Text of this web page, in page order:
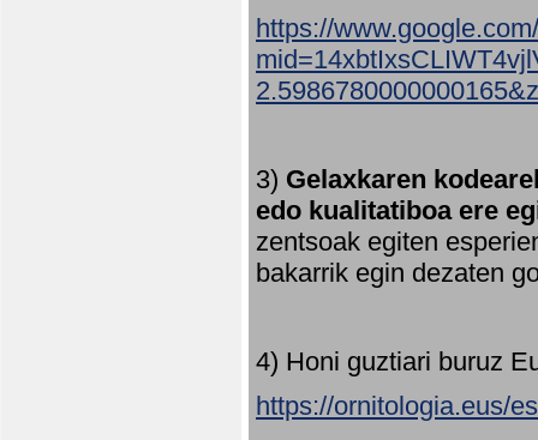
https://
3) Gelaxkaren
edo kualitatiboa ere
zentsoak egiten
bakarrik egin dezaten
4) Honi guztiari buruz
https://ornitologia.eus/